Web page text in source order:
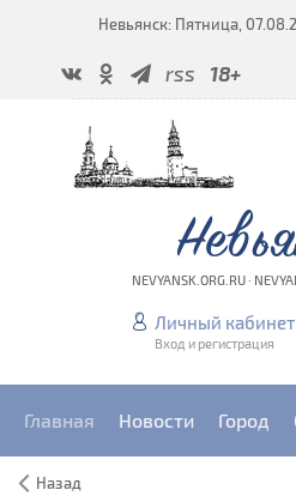
Невьянск: Пятница,
rss 18+
NEVYANSK.ORG.RU ·
Личный кабинет
Вход и регистрация
Главная Новости Город
Назад